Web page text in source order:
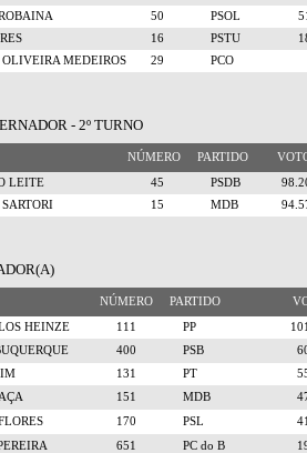
50 PSOL
16 PSTU
OLIVEIRA MEDEIROS 29 PCO
- 2º TURNO
NÚMERO PARTIDO
LEITE 45 PSDB
15 MDB
NÚMERO PARTIDO
HEINZE 111 PP
400 PSB
131 PT
151 MDB
170 PSL
651 PC do B